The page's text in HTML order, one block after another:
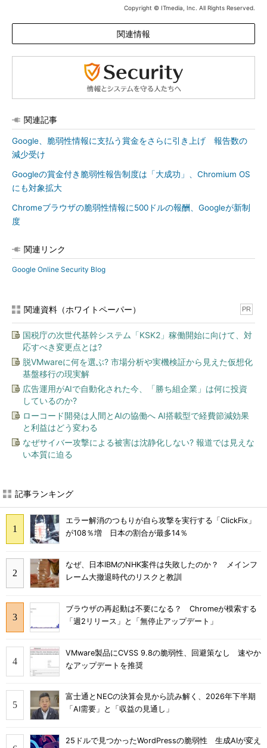
Copyright © ITmedia, Inc. All Rights Reserved.
関連情報
関連記事
Google、脆弱性情報に支払う賞金をさらに引き上げ 報告数の
減少受け
Googleの賞金付き脆弱性報告制度は「大成功」、Chromium OS
にも対象拡大
Chromeブラウザの脆弱性情報に500ドルの報酬、Googleが新制
度
関連リンク
Google Online Security Blog
関連資料（ホワイトペーパー） PR
国税庁の次世代基幹システム「KSK2」稼働開始に向けて、対
応すべき変更点とは?
脱VMwareに何を選ぶ? 市場分析や実機検証から見えた仮想化
基盤移行の現実解
広告運用がAIで自動化された今、「勝ち組企業」は何に投資
しているのか?
ローコード開発は人間とAIの協働へ AI搭載型で経費節減効果
と利益はどう変わる
なぜサイバー攻撃による被害は沈静化しない? 報道では見えな
い本質に迫る
記事ランキング
エラー解消のつもりが自ら攻撃を実行する「ClickFix」
が108％増 日本の割合が最多14％
なぜ、日本IBMのNHK案件は失敗したのか？ メインフ
レーム大撤退時代のリスクと教訓
ブラウザの再起動は不要になる？ Chromeが模索する
「週2リリース」と「無停止アップデート」
VMware製品にCVSS 9.8の脆弱性、回避策なし 速やか
なアップデートを推奨
富士通とNECの決算会見から読み解く、2026年下半期
「AI需要」と「収益の見通し」
25ドルで見つかったWordPressの脆弱性 生成AIが変え